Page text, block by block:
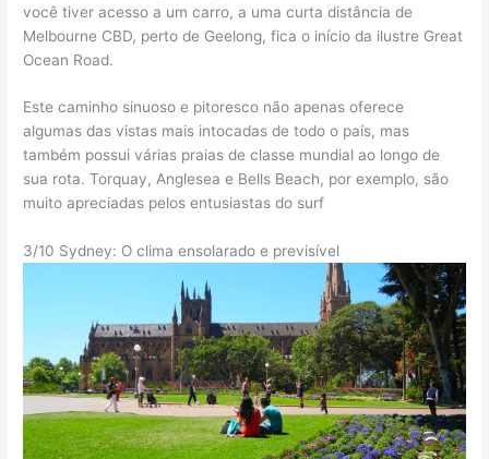
você tiver acesso a um carro, a uma curta distância de
Melbourne CBD, perto de Geelong, fica o início da ilustre Great
Ocean Road.
Este caminho sinuoso e pitoresco não apenas oferece
algumas das vistas mais intocadas de todo o país, mas
também possui várias praias de classe mundial ao longo de
sua rota. Torquay, Anglesea e Bells Beach, por exemplo, são
muito apreciadas pelos entusiastas do surf
3/10 Sydney: O clima ensolarado e previsível